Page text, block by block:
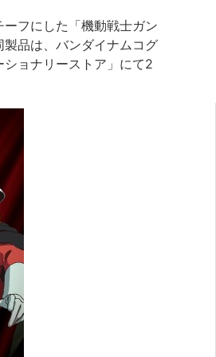
フにした「機動戦士ガン
品は、バンダイナムコグ
ョナリーストア」にて2